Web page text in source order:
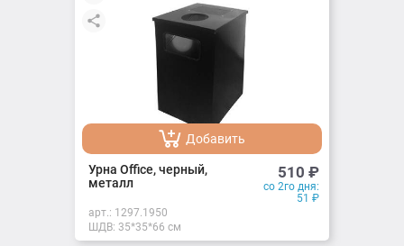
Добавить
Добавлено
Урна Office, черный,
металл
510 ₽
со 2го дня:
51 ₽
арт.: 1297.1950
ШДВ: 35*35*66 см